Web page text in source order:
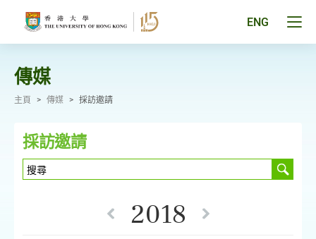
ENG
傳媒
主頁 > 傳媒 > 採訪邀請
採訪邀請
2018